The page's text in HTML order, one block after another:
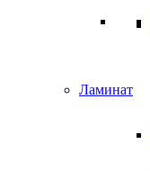
Ламинат